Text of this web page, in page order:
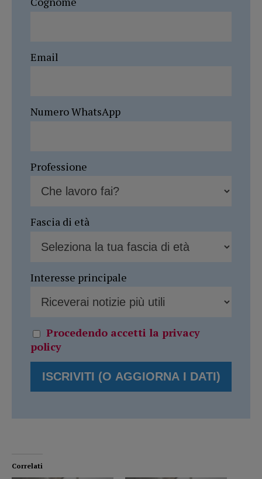
Email
Numero WhatsApp
Professione
Fascia di età
Interesse principale
Procedendo accetti la privacy
policy
Correlati